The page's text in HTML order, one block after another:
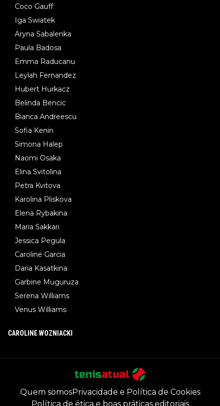
Coco Gauff
Iga Swiatek
Aryna Sabalenka
Paula Badosa
Emma Raducanu
Leylah Fernandez
Hubert Hurkacz
Belinda Bencic
Bianca Andreescu
Sofia Kenin
Simona Halep
Naomi Osaka
Elina Svitolina
Petra Kvitova
Karolina Pliskova
Elena Rybakina
Maria Sakkari
Jessica Pegula
Caroline Garcia
Daria Kasatkina
Garbine Muguruza
Serena Williams
Venus Williams
CAROLINE WOZNIACKI
Quem somosPrivacidade e Política de Cookies
Política de ética e boas práticas editoriais